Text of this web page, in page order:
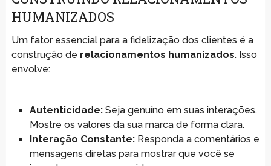
HUMANIZADOS
Um fator essencial para a fidelização dos clientes é a
construção de relacionamentos humanizados. Isso
envolve:
Autenticidade:Seja genuíno em suas interações.
Mostre os valores da sua marca de forma clara.
Interação Constante:Responda a comentários e
mensagens diretas para mostrar que você se